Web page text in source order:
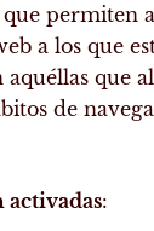
que permiten
a los que
aquéllas que
de
activadas: